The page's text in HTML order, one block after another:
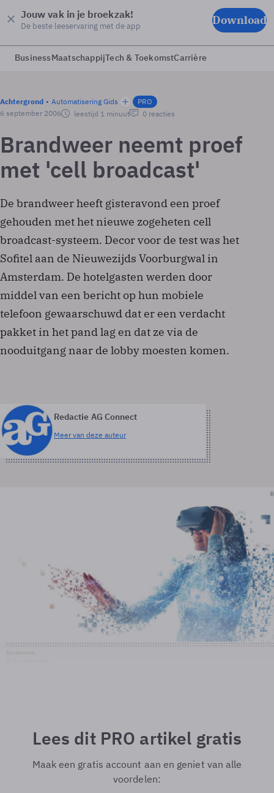
Jouw vak in je broekzak!
De beste leeservaring met de app Download
BusinessMaatschappijTech & ToekomstCarrière
Achtergrond Automatisering Gids
PRO
6 september 2006
leestijd 1 minuut 0 reacties
Brandweer neemt proef
met 'cell broadcast'
De brandweer heeft gisteravond een proef
gehouden met het nieuwe zogeheten cell
broadcast-systeem. Decor voor de test was het
Sofitel aan de Nieuwezijds Voorburgwal in
Amsterdam. De hotelgasten werden door
middel van een bericht op hun mobiele
telefoon gewaarschuwd dat er een verdacht
pakket in het pand lag en dat ze via de
nooduitgang naar de lobby moesten komen.
Redactie AG Connect
Meer van deze auteur
Lees dit PRO artikel gratis
Maak een gratis account aan en geniet van alle
voordelen: